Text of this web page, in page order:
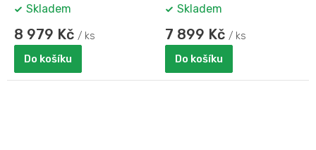
Skladem
8 979 Kč / ks
Do košíku
Skladem
7 899 Kč / ks
Do košíku